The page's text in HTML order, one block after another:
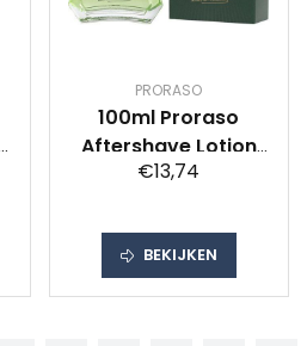
PRORASO
100ml Proraso
Aftershave Lotion
Groen
€13,74
BEKIJKEN